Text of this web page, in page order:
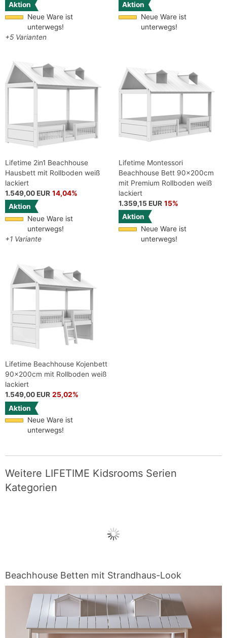
Aktion
Neue Ware ist
unterwegs!
+5 Varianten
Aktion
Neue Ware ist
unterwegs!
Lifetime 2in1 Beachhouse
Hausbett mit Rollboden weiß
lackiert
1.549,00 EUR 14,04%
Aktion
Neue Ware ist
unterwegs!
+1 Variante
Lifetime Montessori
Beachhouse Bett 90x200cm
mit Premium Rollboden weiß
lackiert
1.359,15 EUR 15%
Aktion
Neue Ware ist
unterwegs!
Lifetime Beachhouse Kojenbett
90x200cm mit Rollboden weiß
lackiert
1.549,00 EUR 25,02%
Aktion
Neue Ware ist
unterwegs!
Weitere LIFETIME Kidsrooms Serien
Kategorien
Beachhouse Betten mit Strandhaus-Look